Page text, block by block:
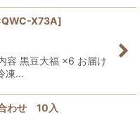
X73A]
黒豆大福 ×6 お届け
凍…
わせ 10入